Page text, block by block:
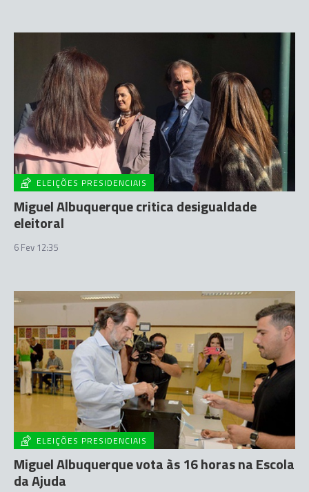
ELEIÇÕES PRESIDENCIAIS
Miguel Albuquerque critica desigualdade
eleitoral
6 Fev 12:35
ELEIÇÕES PRESIDENCIAIS
Miguel Albuquerque vota às 16 horas na Escola
da Ajuda